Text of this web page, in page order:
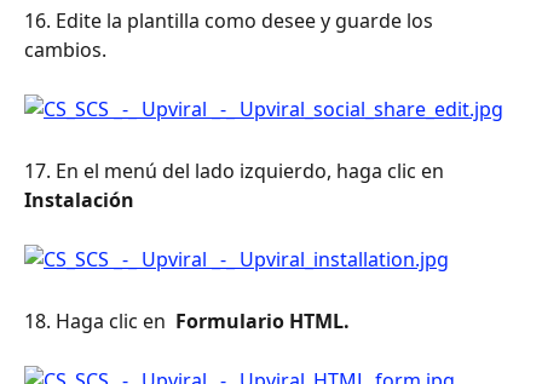
16. Edite la plantilla como desee y guarde los
cambios.
17. En el menú del lado izquierdo, haga clic en
Instalación
18. Haga clic en Formulario HTML.